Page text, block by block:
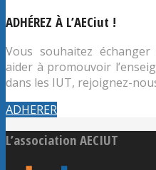
ADHÉREZ À L’AECiut !
Vous souhaitez
aider à promouvoir
dans les IUT, rejoignez-
ADHERER
L’association AECIUT